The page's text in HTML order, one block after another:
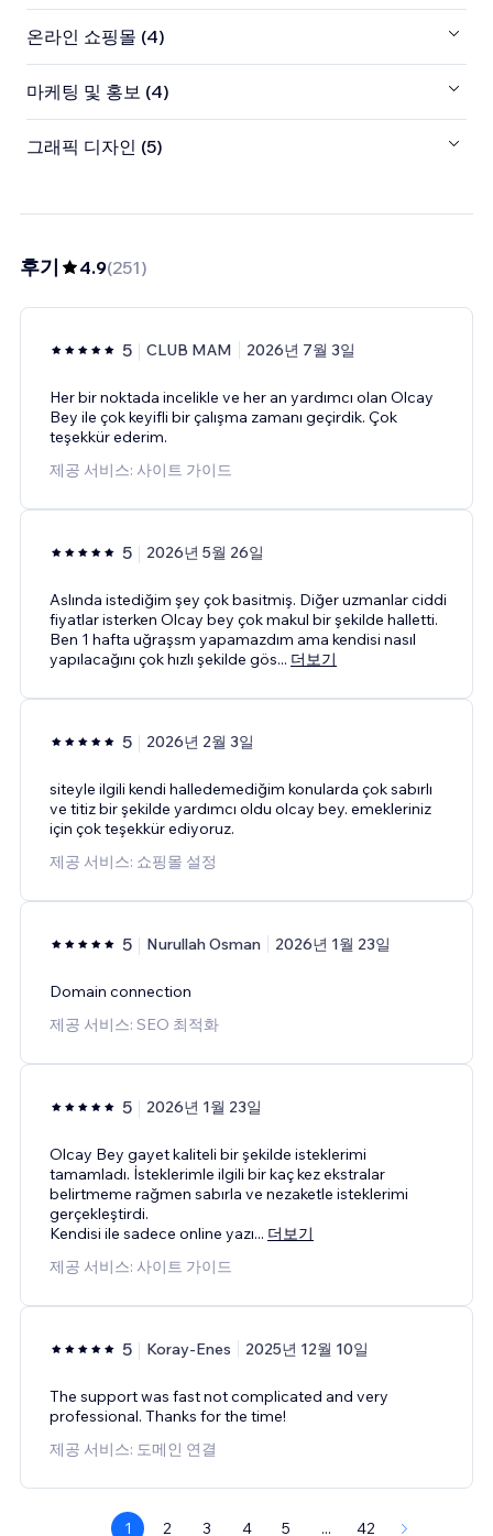
온라인 쇼핑몰 (4)
마케팅 및 홍보 (4)
그래픽 디자인 (5)
후기 4.9(251)
5 CLUB MAM 2026년 7월 3일
Her bir noktada incelikle ve her an yardımcı olan Olcay
Bey ile çok keyifli bir çalışma zamanı geçirdik. Çok
teşekkür ederim.
제공 서비스: 사이트 가이드
5 2026년 5월 26일
Aslında istediğim şey çok basitmiş. Diğer uzmanlar ciddi
fiyatlar isterken Olcay bey çok makul bir şekilde halletti.
Ben 1 hafta uğraşsm yapamazdım ama kendisi nasıl
yapılacağını çok hızlı şekilde gös... 더보기
5 2026년 2월 3일
siteyle ilgili kendi halledemediğim konularda çok sabırlı
ve titiz bir şekilde yardımcı oldu olcay bey. emekleriniz
için çok teşekkür ediyoruz.
제공 서비스: 쇼핑몰 설정
5 Nurullah Osman 2026년 1월 23일
Domain connection
제공 서비스: SEO 최적화
5 2026년 1월 23일
Olcay Bey gayet kaliteli bir şekilde isteklerimi
tamamladı. İsteklerimle ilgili bir kaç kez ekstralar
belirtmeme rağmen sabırla ve nezaketle isteklerimi
gerçekleştirdi.
Kendisi ile sadece online yazı... 더보기
제공 서비스: 사이트 가이드
5 Koray-Enes 2025년 12월 10일
The support was fast not complicated and very
professional. Thanks for the time!
제공 서비스: 도메인 연결
1 2 3 4 5 ... 42